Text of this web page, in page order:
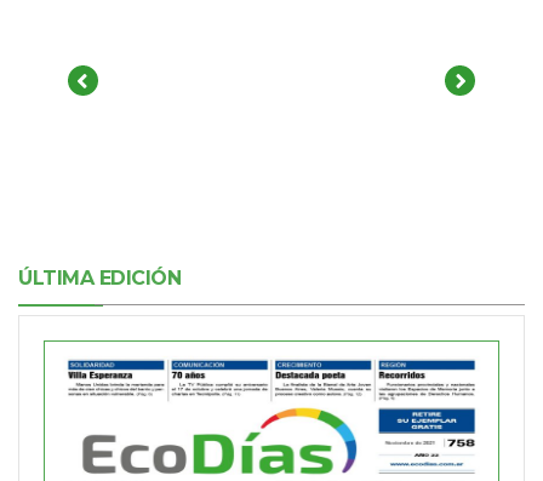
ÚLTIMA EDICIÓN